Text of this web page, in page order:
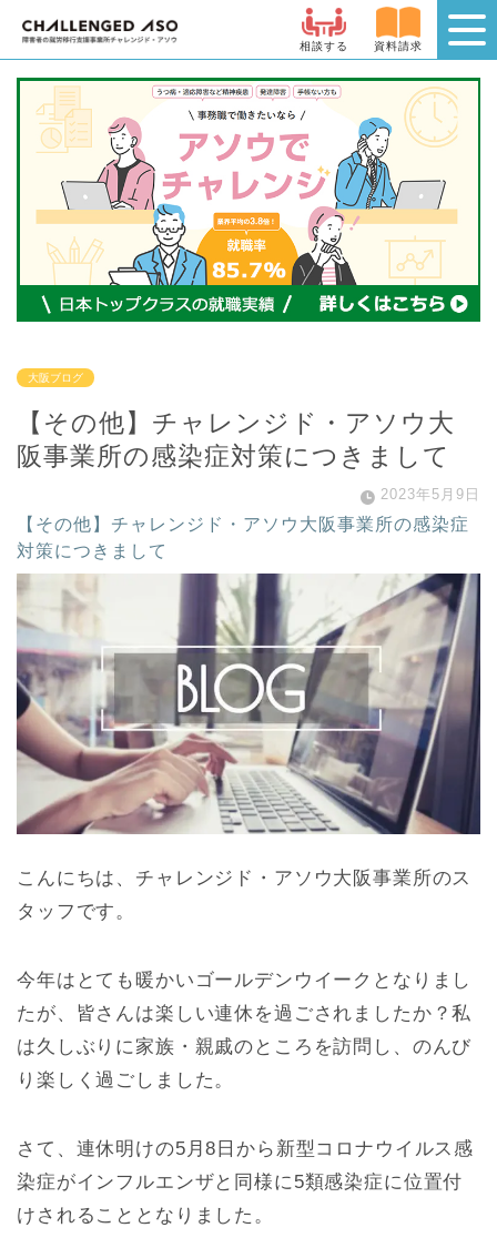
相談する 資料請求
大阪ブログ
【その他】チャレンジド・アソウ大
阪事業所の感染症対策につきまして
2023年5月9日
【その他】チャレンジド・アソウ大阪事業所の感染症
対策につきまして
こんにちは、チャレンジド・アソウ大阪事業所のス
タッフです。
今年はとても暖かいゴールデンウイークとなりまし
たが、皆さんは楽しい連休を過ごされましたか？私
は久しぶりに家族・親戚のところを訪問し、のんび
り楽しく過ごしました。
さて、連休明けの5月8日から新型コロナウイルス感
染症がインフルエンザと同様に5類感染症に位置付
けされることとなりました。